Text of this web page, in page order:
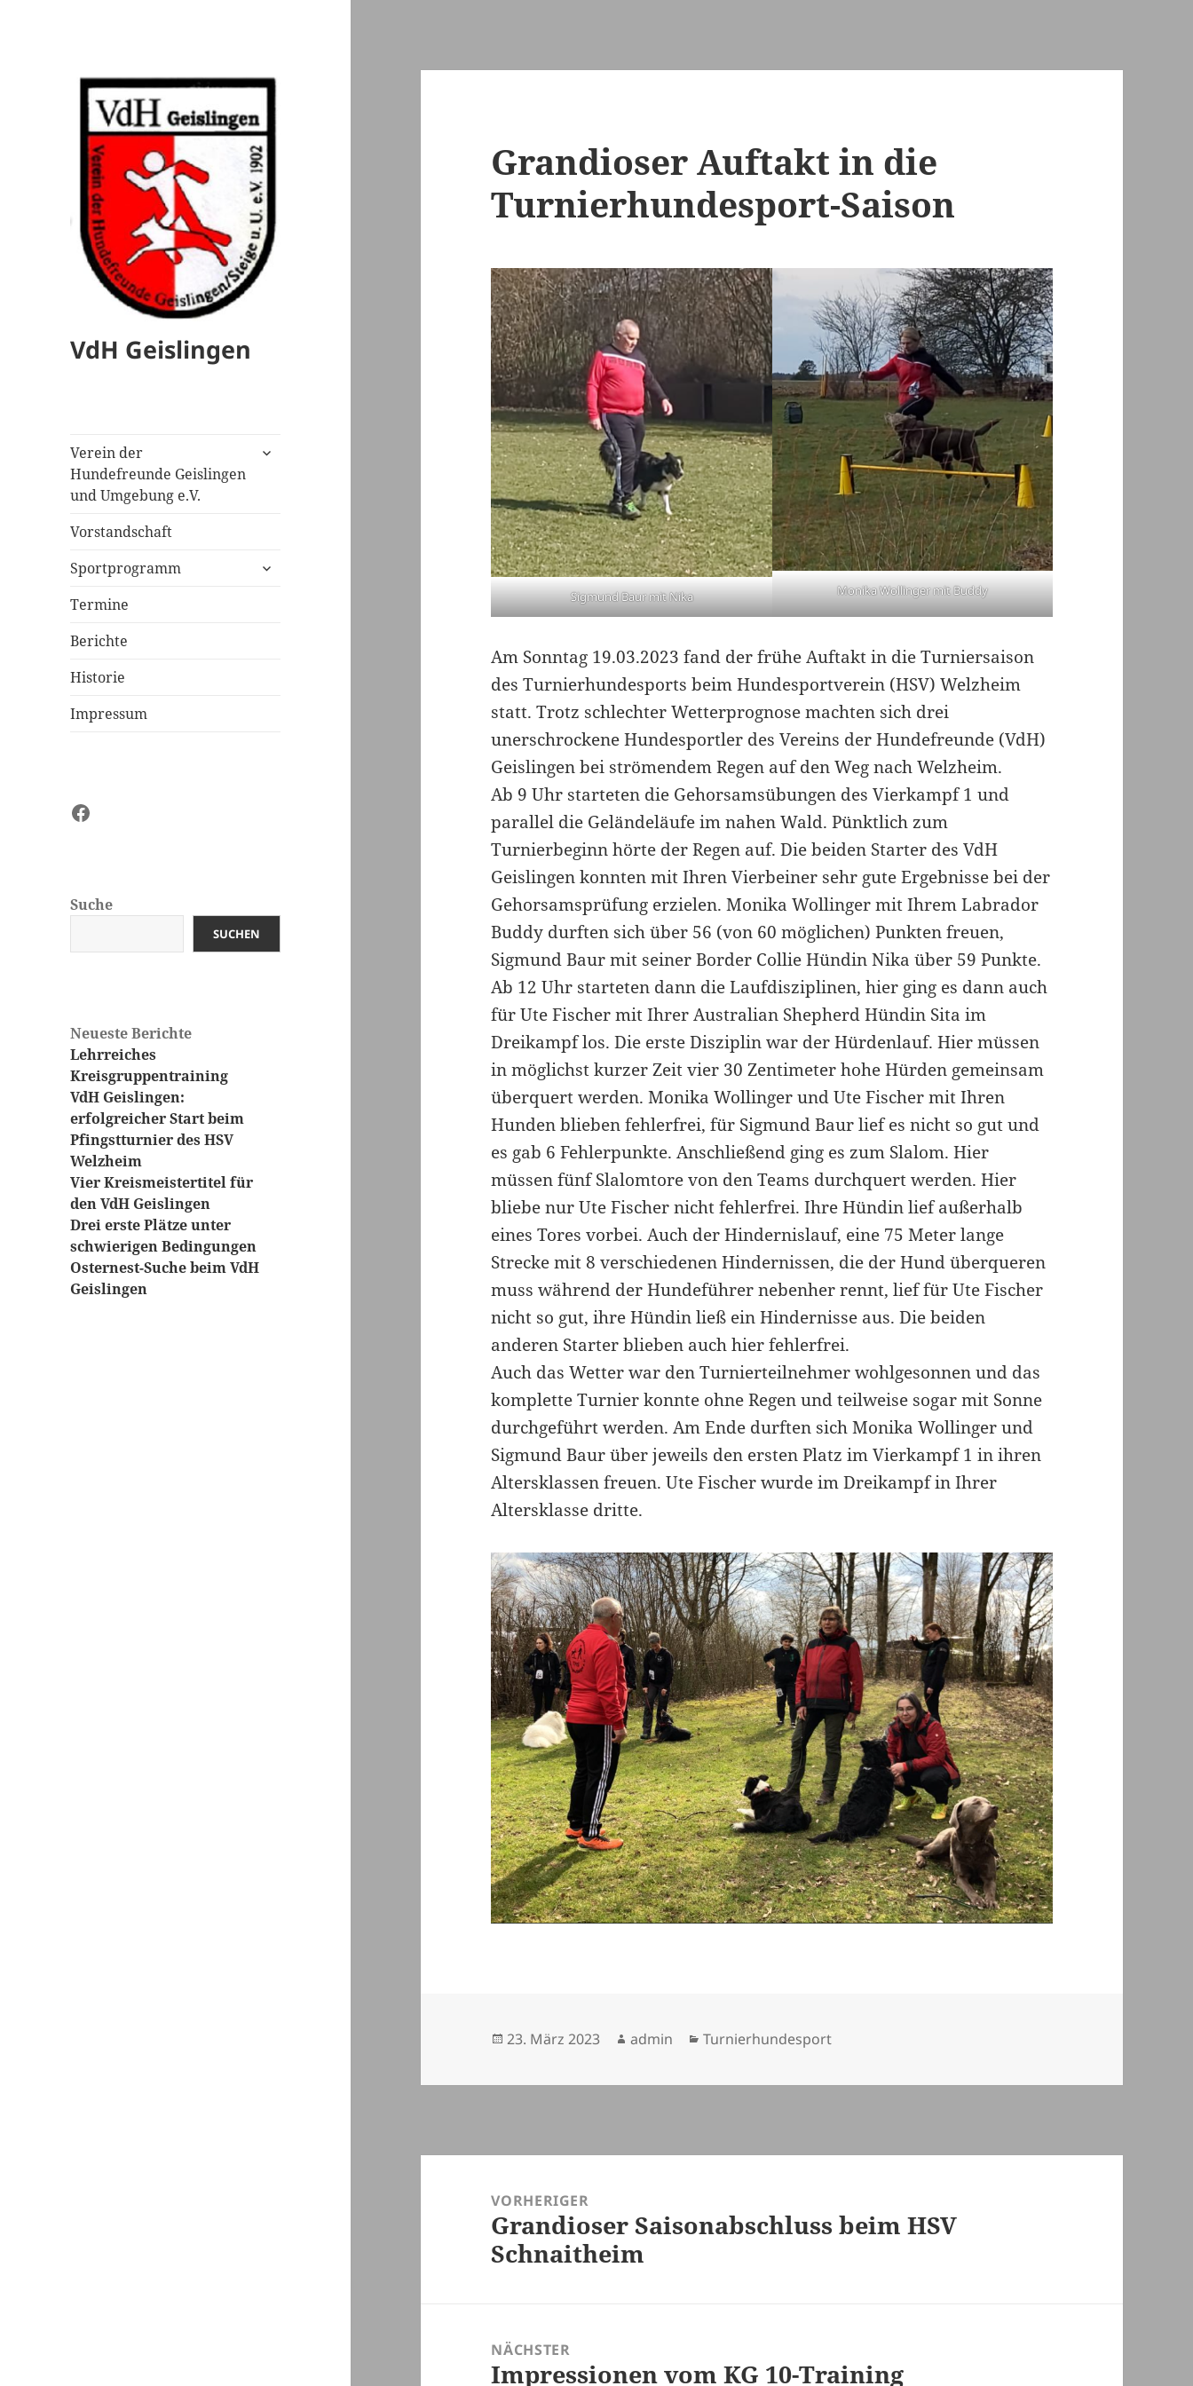
VdH Geislingen
Verein der
Hundefreunde Geislingen
und Umgebung e.V.
untermenü
Vorstandschaft
Sportprogramm
untermenü
Termine
Berichte
Historie
Impressum
Facebook
Suche
SUCHEN
Neueste Berichte
Lehrreiches
Kreisgruppentraining
VdH Geislingen:
erfolgreicher Start beim
Pfingstturnier des HSV
Welzheim
Vier Kreismeistertitel für
den VdH Geislingen
Drei erste Plätze unter
schwierigen Bedingungen
Osternest-Suche beim VdH
Geislingen
Grandioser Auftakt in die
Turnierhundesport-Saison
Sigmund Baur mit Nika Monika Wollinger mit Buddy
Am Sonntag 19.03.2023 fand der frühe Auftakt in die Turniersaison
des Turnierhundesports beim Hundesportverein (HSV) Welzheim
statt. Trotz schlechter Wetterprognose machten sich drei
unerschrockene Hundesportler des Vereins der Hundefreunde (VdH)
Geislingen bei strömendem Regen auf den Weg nach Welzheim.
Ab 9 Uhr starteten die Gehorsamsübungen des Vierkampf 1 und
parallel die Geländeläufe im nahen Wald. Pünktlich zum
Turnierbeginn hörte der Regen auf. Die beiden Starter des VdH
Geislingen konnten mit Ihren Vierbeiner sehr gute Ergebnisse bei der
Gehorsamsprüfung erzielen. Monika Wollinger mit Ihrem Labrador
Buddy durften sich über 56 (von 60 möglichen) Punkten freuen,
Sigmund Baur mit seiner Border Collie Hündin Nika über 59 Punkte.
Ab 12 Uhr starteten dann die Laufdisziplinen, hier ging es dann auch
für Ute Fischer mit Ihrer Australian Shepherd Hündin Sita im
Dreikampf los. Die erste Disziplin war der Hürdenlauf. Hier müssen
in möglichst kurzer Zeit vier 30 Zentimeter hohe Hürden gemeinsam
überquert werden. Monika Wollinger und Ute Fischer mit Ihren
Hunden blieben fehlerfrei, für Sigmund Baur lief es nicht so gut und
es gab 6 Fehlerpunkte. Anschließend ging es zum Slalom. Hier
müssen fünf Slalomtore von den Teams durchquert werden. Hier
bliebe nur Ute Fischer nicht fehlerfrei. Ihre Hündin lief außerhalb
eines Tores vorbei. Auch der Hindernislauf, eine 75 Meter lange
Strecke mit 8 verschiedenen Hindernissen, die der Hund überqueren
muss während der Hundeführer nebenher rennt, lief für Ute Fischer
nicht so gut, ihre Hündin ließ ein Hindernisse aus. Die beiden
anderen Starter blieben auch hier fehlerfrei.
Auch das Wetter war den Turnierteilnehmer wohlgesonnen und das
komplette Turnier konnte ohne Regen und teilweise sogar mit Sonne
durchgeführt werden. Am Ende durften sich Monika Wollinger und
Sigmund Baur über jeweils den ersten Platz im Vierkampf 1 in ihren
Altersklassen freuen. Ute Fischer wurde im Dreikampf in Ihrer
Altersklasse dritte.
Veröffentlicht
23. März 2023 Autor
admin Kategorien
Turnierhundesport
VORHERIGER
Vorheriger
Beitrag:
Grandioser Saisonabschluss beim HSV
Schnaitheim
NÄCHSTER
Nächster
Impressionen vom KG 10-Training